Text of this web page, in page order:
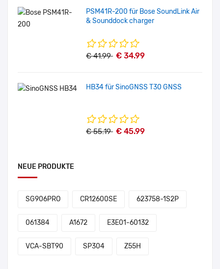
PSM41R-200 für Bose SoundLink Air
& Sounddock charger
€ 41.99 € 34.99
HB34 für SinoGNSS T30 GNSS
€ 55.19 € 45.99
NEUE PRODUKTE
SG906PRO CR12600SE 623758-1S2P
061384 A1672 E3E01-60132
VCA-SBT90 SP304 Z55H